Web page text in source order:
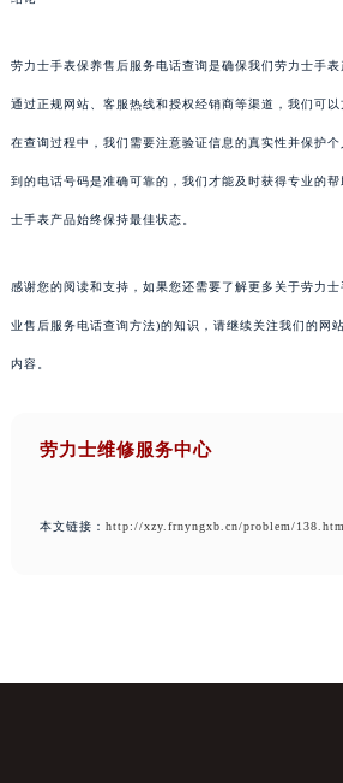
劳力士手表保养售后服务电话查询是确保我们劳力士手表
通过正规网站、客服热线和授权经销商等渠道，我们可以
在查询过程中，我们需要注意验证信息的真实性并保护
到的电话号码是准确可靠的，我们才能及时获得专业的
士手表产品始终保持最佳状态。
感谢您的阅读和支持，如果您还需要了解更多关于劳力
业售后服务电话查询方法)的知识，请继续关注我们的网
内容。
劳力士维修服务中心
本文链接： http://xzy.frnyngxb.cn/problem/